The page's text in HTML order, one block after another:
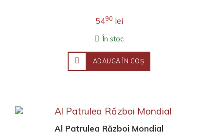
5490 lei
În stoc
ADAUGĂ ÎN COŞ
Al Patrulea Război Mondial